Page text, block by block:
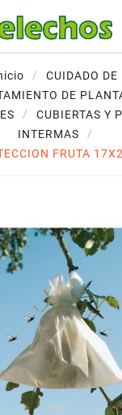
CUIDADO DE
DE
CUBIERTAS Y
INTERMAS
FRUTA